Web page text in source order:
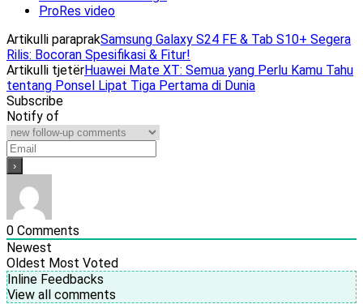
ProRes video
Artikulli paraprakSamsung Galaxy S24 FE & Tab S10+ Segera
Rilis: Bocoran Spesifikasi & Fitur!
Artikulli tjetërHuawei Mate XT: Semua yang Perlu Kamu Tahu
tentang Ponsel Lipat Tiga Pertama di Dunia
Subscribe
Notify of
0 Comments
Newest
Oldest Most Voted
Inline Feedbacks
View all comments